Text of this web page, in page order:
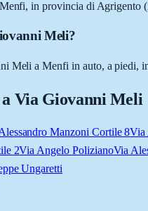
in provincia di Agrigento
Meli?
Meli a Menfi in auto, a piedi,
Via Giovanni Meli
Manzoni Cortile 8Via
2Via Angelo PolizianoVia
Ungaretti